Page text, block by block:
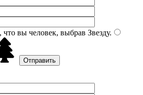
вы человек, выбрав Звезду.